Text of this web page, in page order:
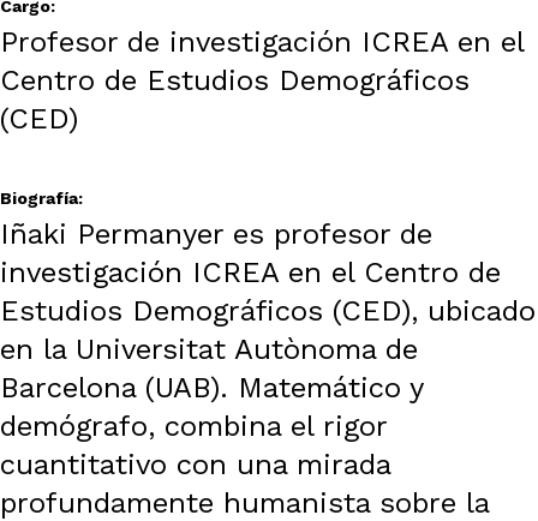
Cargo:
Profesor de investigación ICREA en el
Centro de Estudios Demográficos
(CED)
Biografía:
Iñaki Permanyer es profesor de
investigación ICREA en el Centro de
Estudios Demográficos (CED), ubicado
en la Universitat Autònoma de
Barcelona (UAB). Matemático y
demógrafo, combina el rigor
cuantitativo con una mirada
profundamente humanista sobre la